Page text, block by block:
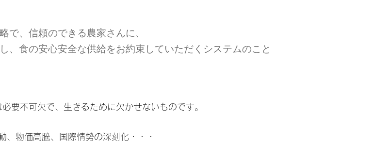
、信頼のできる農家さんに、
、食の安心安全な供給をお約束していただくシステムのこと
要不可欠で、生きるために欠かせないものです。
、物価高騰、国際情勢の深刻化・・・